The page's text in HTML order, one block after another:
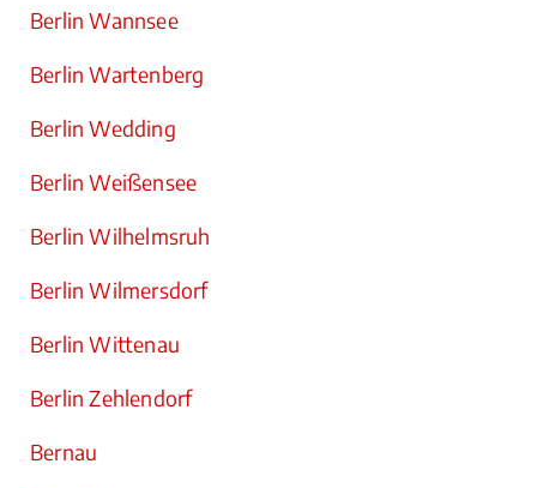
Berlin Wannsee
Berlin Wartenberg
Berlin Wedding
Berlin Weißensee
Berlin Wilhelmsruh
Berlin Wilmersdorf
Berlin Wittenau
Berlin Zehlendorf
Bernau